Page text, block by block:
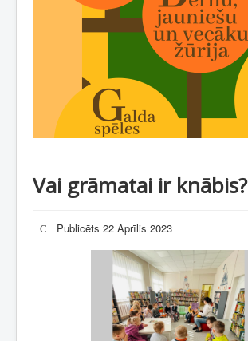
Vai grāmatai ir knābis?
Publicēts 22 Aprīlis 2023